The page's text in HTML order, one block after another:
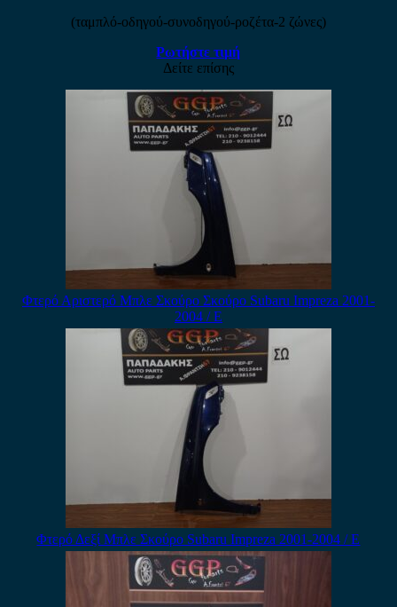
(ταμπλό-οδηγού-συνοδηγού-ροζέτα-2 ζώνες)
Ρωτήστε τιμή
Δείτε επίσης
Φτερό Αριστερό Μπλε Σκούρο Σκούρο Subaru Impreza 2001-
2004 / Ε
Φτερό Δεξί Μπλε Σκούρο Subaru Impreza 2001-2004 / Ε